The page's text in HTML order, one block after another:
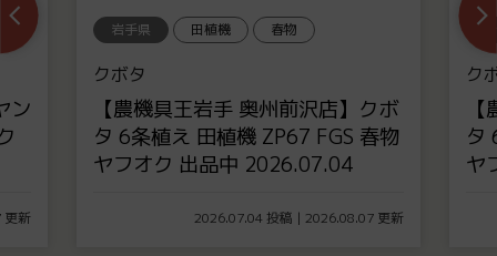
ン
更新
岩手県 田植機 春物
クボタ
【農機具王岩手 奥州前沢店】クボ
タ 6条植え 田植機 ZP67 FGS 春物
ヤフオク 出品中 2026.07.04
2026.07.04 投稿 | 2026.08.07 更新
ク
タ
ヤ